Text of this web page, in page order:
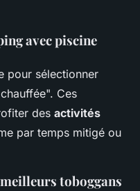
avec piscine
pour sélectionner
Ces
des activités
par temps mitigé ou
toboggans